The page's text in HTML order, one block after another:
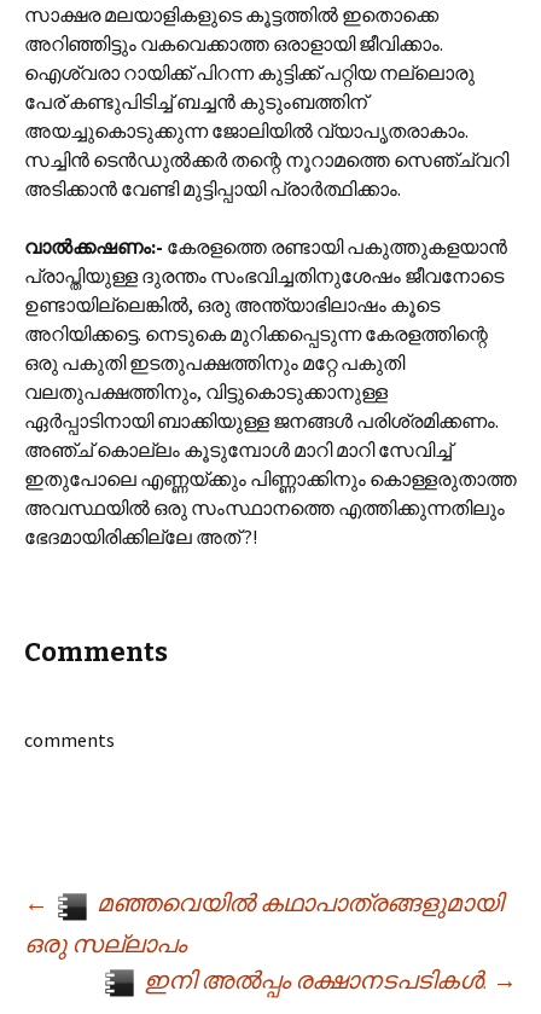
സാക്ഷര മലയാളികളുടെ കൂട്ടത്തിൽ ഇതൊക്കെ
അറിഞ്ഞിട്ടും വകവെക്കാത്ത ഒരാളായി ജീവിക്കാം.
ഐശ്വരാ റായിക്ക് പിറന്ന കുട്ടിക്ക് പറ്റിയ നല്ലൊരു
പേര് കണ്ടുപിടിച്ച് ബച്ചൻ കുടുംബത്തിന്
അയച്ചുകൊടുക്കുന്ന ജോലിയിൽ വ്യാപൃതരാകാം.
സച്ചിൻ ടെൻഡുൽക്കർ തന്റെ നൂറാമത്തെ സെഞ്ച്വറി
അടിക്കാൻ വേണ്ടി മുട്ടിപ്പായി പ്രാർത്ഥിക്കാം.
വാൽക്കഷണം:‌- കേരളത്തെ രണ്ടായി പകുത്തുകളയാൻ
പ്രാപ്തിയുള്ള ദുരന്തം സംഭവിച്ചതിനുശേഷം ജീവനോടെ
ഉണ്ടായില്ലെങ്കിൽ, ഒരു അന്ത്യാഭിലാഷം കൂടെ
അറിയിക്കട്ടെ. നെടുകെ മുറിക്കപ്പെടുന്ന കേരളത്തിന്റെ
ഒരു പകുതി ഇടതുപക്ഷത്തിനും മറ്റേ പകുതി
വലതുപക്ഷത്തിനും, വിട്ടുകൊടുക്കാനുള്ള
ഏർപ്പാടിനായി ബാക്കിയുള്ള ജനങ്ങൾ പരിശ്രമിക്കണം.
അഞ്ച് കൊല്ലം കൂടുമ്പോൾ മാറി മാറി സേവിച്ച്
ഇതുപോലെ എണ്ണയ്ക്കും പിണ്ണാക്കിനും കൊള്ളരുതാത്ത
അവസ്ഥയിൽ ഒരു സംസ്ഥാനത്തെ എത്തിക്കുന്നതിലും
ഭേദമായിരിക്കില്ലേ അത് ?!
Comments
comments
Post navigation
←
മഞ്ഞവെയിൽ കഥാപാത്രങ്ങളുമായി
ഒരു സല്ലാപം
ഇനി അൽ‌പ്പം രക്ഷാനടപടികൾ. →